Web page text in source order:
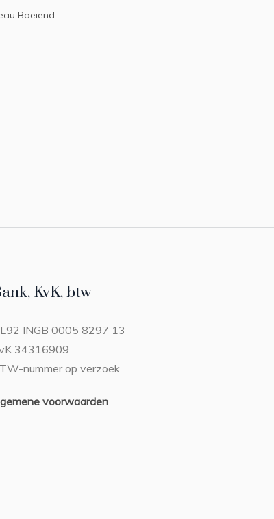
Boeiend
KvK, btw
INGB 0005 8297 13
34316909
nummer op verzoek
voorwaarden